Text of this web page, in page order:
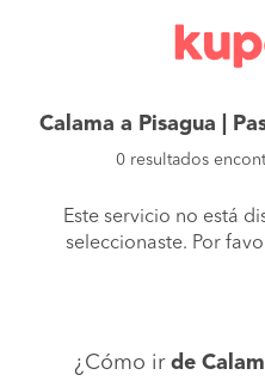
Calama a Pisagua |
0 resultados
Este servicio no está
seleccionaste. Por
¿Cómo ir de